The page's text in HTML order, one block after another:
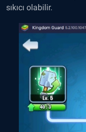
sıkıcı olabilir.